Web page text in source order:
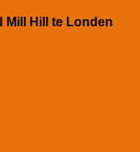
Mill Hill te Londen